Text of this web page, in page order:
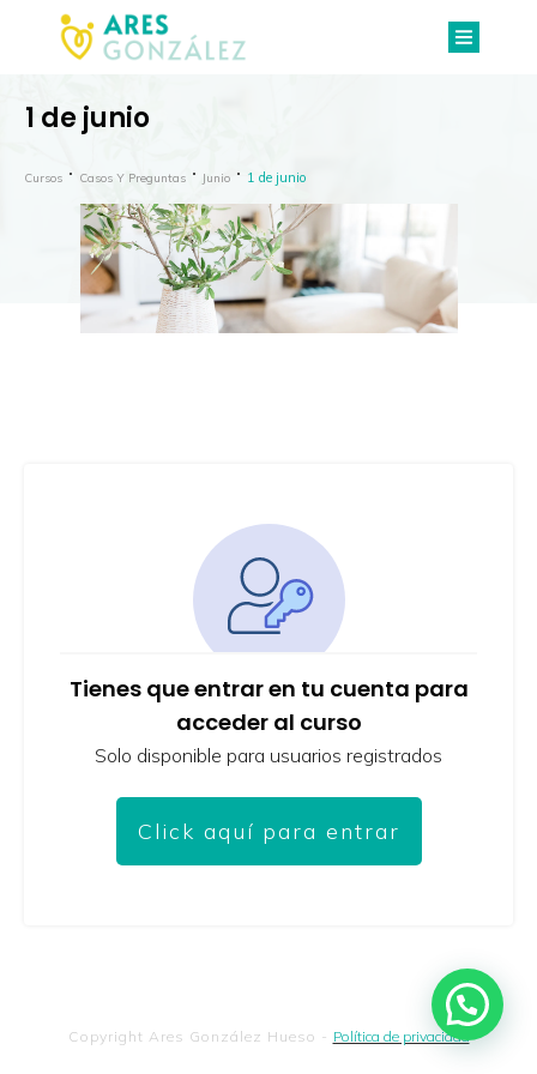
1 de junio
Cursos Casos Y Preguntas Junio 1 de junio
Tienes que entrar en tu cuenta para
acceder al curso
Solo disponible para usuarios registrados
Click aquí para entrar
Copyright Ares González Hueso - Política de privacidad